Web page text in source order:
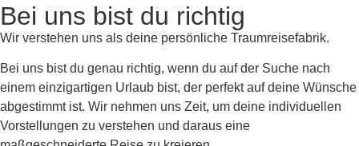
Bei uns bist du richtig
Wir verstehen uns als deine persönliche Traumreisefabrik.
Bei uns bist du genau richtig, wenn du auf der Suche nach
einem einzigartigen Urlaub bist, der perfekt auf deine Wünsche
abgestimmt ist. Wir nehmen uns Zeit, um deine individuellen
Vorstellungen zu verstehen und daraus eine